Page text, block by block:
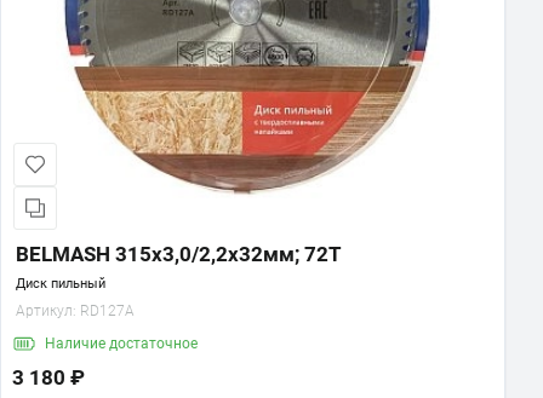
BELMASH 315х3,0/2,2х32мм; 72Т
Диск пильный
Артикул: RD127A
Наличие достаточное
3 180 ₽